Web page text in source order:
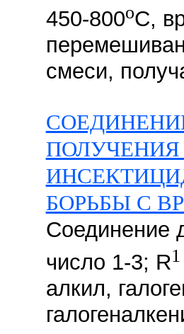
450-800oC,
смеси,
БОРЬБЫ С
Соединение
число 1-3; R1
алкил,